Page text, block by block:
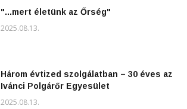
"...mert életünk az Őrség"
2025.08.13.
Három évtized szolgálatban – 30 éves az
Ivánci Polgárőr Egyesület
2025.08.13.